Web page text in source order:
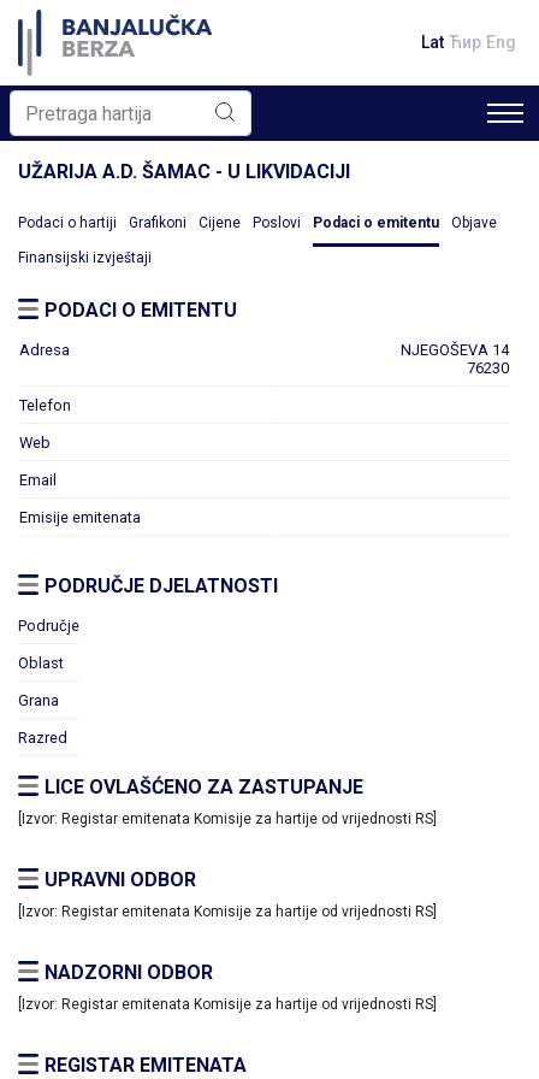
Lat Ћир Eng
UŽARIJA A.D. ŠAMAC - U LIKVIDACIJI
Podaci o hartiji Grafikoni Cijene Poslovi Podaci o emitentu Objave
Finansijski izvještaji
PODACI O EMITENTU
Adresa
NJEGOŠEVA 14
76230
Telefon
Web
Email
Emisije emitenata
PODRUČJE DJELATNOSTI
Područje
Oblast
Grana
Razred
LICE OVLAŠĆENO ZA ZASTUPANJE
[Izvor: Registar emitenata Komisije za hartije od vrijednosti RS]
UPRAVNI ODBOR
[Izvor: Registar emitenata Komisije za hartije od vrijednosti RS]
NADZORNI ODBOR
[Izvor: Registar emitenata Komisije za hartije od vrijednosti RS]
REGISTAR EMITENATA